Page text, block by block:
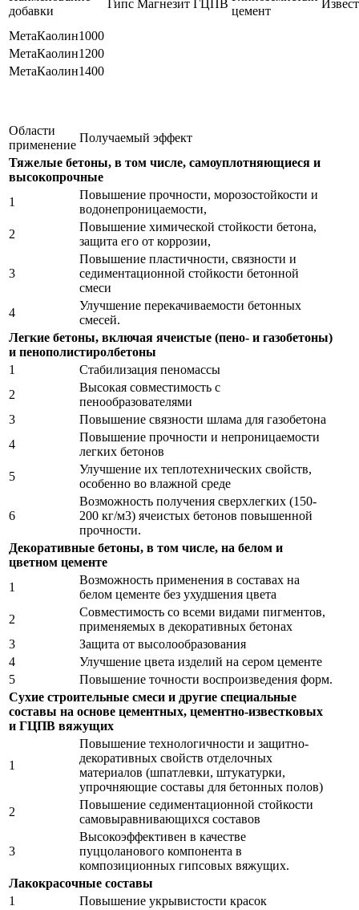
добавки
Гипс Магнезит ГЦПВ
цемент
МетаКаолин1000
МетаКаолин1200
МетаКаолин1400
Области
применение
Получаемый эффект
Тяжелые бетоны, в том числе, самоуплотняющиеся и
высокопрочные
1
Повышение прочности, морозостойкости и
водонепроницаемости,
2
Повышение химической стойкости бетона,
защита его от коррозии,
3
Повышение пластичности, связности и
седиментационной стойкости бетонной
смеси
4
Улучшение перекачиваемости бетонных
смесей.
Легкие бетоны, включая ячеистые (пено- и газобетоны)
и пенополистиролбетоны
1
Стабилизация пеномассы
2
Высокая совместимость с
пенообразователями
3
Повышение связности шлама для газобетона
4
Повышение прочности и непроницаемости
легких бетонов
5
Улучшение их теплотехнических свойств,
особенно во влажной среде
6
Возможность получения сверхлегких (150-
200 кг/м3) ячеистых бетонов повышенной
прочности.
Декоративные бетоны, в том числе, на белом и
цветном цементе
1
Возможность применения в составах на
белом цементе без ухудшения цвета
2
Совместимость со всеми видами пигментов,
применяемых в декоративных бетонах
3
Защита от высолообразования
4
Улучшение цвета изделий на сером цементе
5
Повышение точности воспроизведения форм.
Сухие строительные смеси и другие специальные
составы на основе цементных, цементно-известковых
и ГЦПВ вяжущих
1
Повышение технологичности и защитно-
декоративных свойств отделочных
материалов (шпатлевки, штукатурки,
упрочняющие составы для бетонных полов)
2
Повышение седиментационной стойкости
самовыравнивающихся составов
3
Высокоэффективен в качестве
пуццоланового компонента в
композиционных гипсовых вяжущих.
Лакокрасочные составы
1
Повышение укрывистости красок